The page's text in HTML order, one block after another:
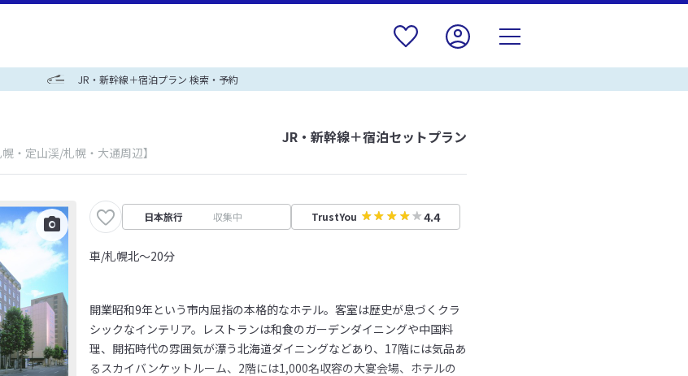
JR・新幹線＋宿泊プラン 検索・予約
幌・定山渓/札幌・大通周辺】
JR・新幹線＋宿泊セットプラン
日本旅行 収集中 TrustYou 4.4
車/札幌北～20分
開業昭和9年という市内屈指の本格的なホテル。客室は歴史が息づくクラ
シックなインテリア。レストランは和食のガーデンダイニングや中国料
理、開拓時代の雰囲気が漂う北海道ダイニングなどあり、17階には気品あ
るスカイバンケットルーム、2階には1,000名収容の大宴会場、ホテルの